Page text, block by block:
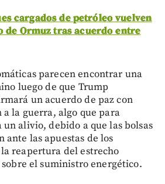
cargados de petróleo vuelven
de Ormuz tras acuerdo entre
parecen encontrar una
luego de que Trump
un acuerdo de paz con
la guerra, algo que para
alivio, debido a que las bolsas
ante las apuestas de los
reapertura del estrecho
el suministro energético.